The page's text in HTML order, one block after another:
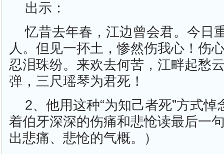
出示：
忆昔去年春，江边曾会君。今日
人。但见一抔土，惨然伤我心！伤
忍泪珠纷。来欢去何苦，江畔起愁
弹，三尺瑶琴为君死！
2、他用这种“为知己者死”方式
着伯牙深深的伤痛和悲怆读最后一
出悲痛、悲怆的气概。）